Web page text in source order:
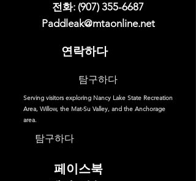
전화: (907) 355-6687
Paddleak@mtaonline.net
연락하다
탐구하다
Serving visitors exploring Nancy Lake State Recreation
Area, Willow, the Mat-Su Valley, and the Anchorage
area.
탐구하다
페이스북